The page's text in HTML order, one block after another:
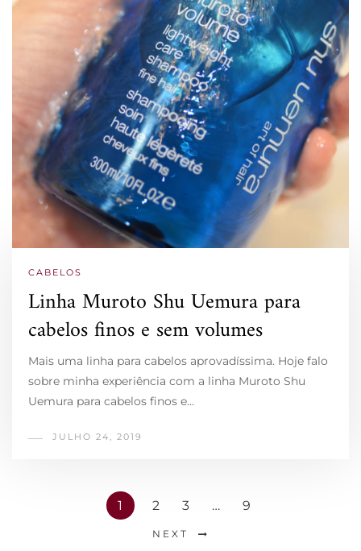
CABELOS
Linha Muroto Shu Uemura para
cabelos finos e sem volumes
Mais uma linha para cabelos aprovadíssima. Hoje falo
sobre minha experiência com a linha Muroto Shu
Uemura para cabelos finos e…
JULHO 24, 2019
1 2 3 … 9
NEXT